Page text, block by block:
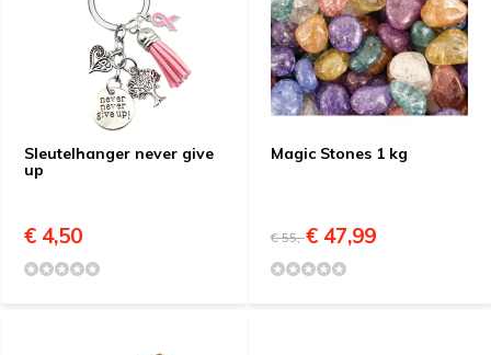
Sleutelhanger never give
up
€ 4,50
Magic Stones 1 kg
€ 55,-€ 47,99